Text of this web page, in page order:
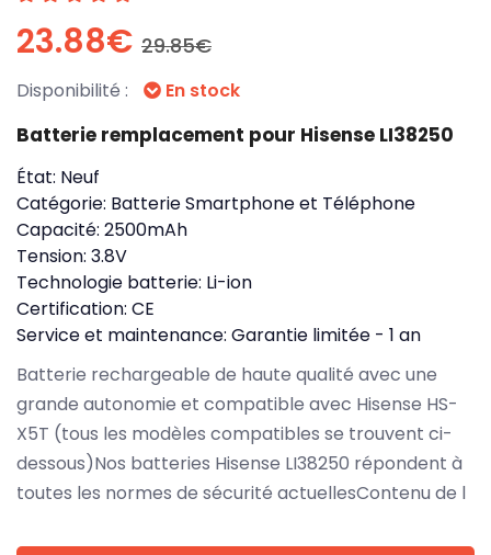
23.88€ 29.85€
Disponibilité : En stock
Batterie remplacement pour Hisense LI38250
État: Neuf
Catégorie: Batterie Smartphone et Téléphone
Capacité: 2500mAh
Tension: 3.8V
Technologie batterie: Li-ion
Certification: CE
Service et maintenance: Garantie limitée - 1 an
Batterie rechargeable de haute qualité avec une
grande autonomie et compatible avec Hisense HS-
X5T (tous les modèles compatibles se trouvent ci-
dessous)Nos batteries Hisense LI38250 répondent à
toutes les normes de sécurité actuellesContenu de l